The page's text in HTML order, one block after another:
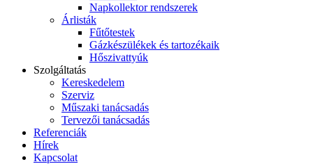
Napkollektor rendszerek
Árlisták
Fűtőtestek
Gázkészülékek és tartozékaik
Hőszivattyúk
Szolgáltatás
Kereskedelem
Szerviz
Műszaki tanácsadás
Tervezői tanácsadás
Referenciák
Hírek
Kapcsolat